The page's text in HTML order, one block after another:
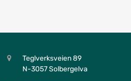
Teglverksveien 89
N-3057 Solbergelva